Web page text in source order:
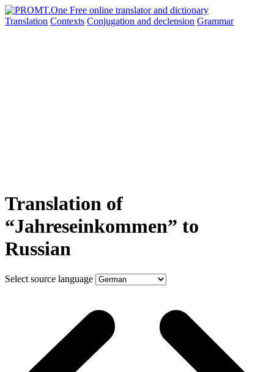
Translation Contexts Conjugation and declension Grammar
Translation of
“Jahreseinkommen” to
Russian
Select source language